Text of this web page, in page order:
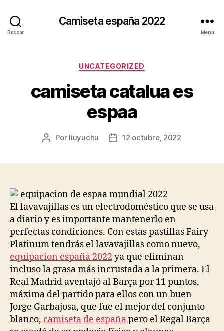
Buscar
Camiseta españa 2022
Menú
Categorías
UNCATEGORIZED
camiseta catalua es
espaa
Autor
Por liuyuchu
Fecha12 octubre, 2022
El lavavajillas es un electrodoméstico que se usa
a diario y es importante mantenerlo en
perfectas condiciones. Con estas pastillas Fairy
Platinum tendrás el lavavajillas como nuevo,
equipacion españa 2022 ya que eliminan
incluso la grasa más incrustada a la primera. El
Real Madrid aventajó al Barça por 11 puntos,
máxima del partido para ellos con un buen
Jorge Garbajosa, que fue el mejor del conjunto
blanco, camiseta de españapero el Regal Barça